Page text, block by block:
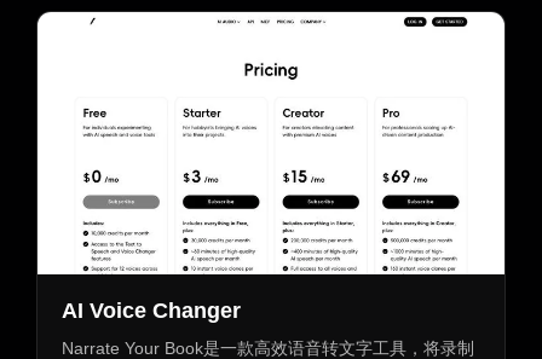
AI Voice Changer
Narrate Your Book是一款高效语音转文字工具，将录制